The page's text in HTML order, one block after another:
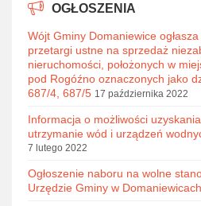
OGŁOSZENIA
Wójt Gminy Domaniewice
przetargi ustne na sprzedaż
nieruchomości, położonych w
pod Rogóźno oznaczonych jako
687/4, 687/5 17 października 2022
Informacja o możliwości
utrzymanie wód i urządzeń
7 lutego 2022
Ogłoszenie naboru na wolne
Urzędzie Gminy w Domaniewicach